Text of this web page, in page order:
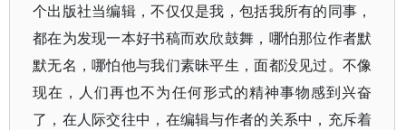
个出版社当编辑，不仅仅是我，包括我所有的同事，
都在为发现一本好书稿而欢欣鼓舞，哪怕那位作者默
默无名，哪怕他与我们素昧平生，面都没见过。不像
现在，人们再也不为任何形式的精神事物感到兴奋
了，在人际交往中，在编辑与作者的关系中，充斥着